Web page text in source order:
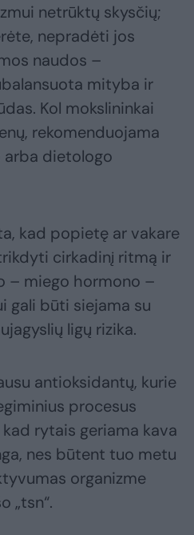
netrūktų skysčių;
nepradėti jos
naudos –
mityba ir
Kol mokslininkai
rekomenduojama
dietologo
kad popietę ar vakare
cirkadinį ritmą ir
– miego hormono –
gali būti siejama su
ligų rizika.
antioksidantų, kurie
procesus
rytais geriama kava
nes būtent tuo metu
organizme
„tsn“.